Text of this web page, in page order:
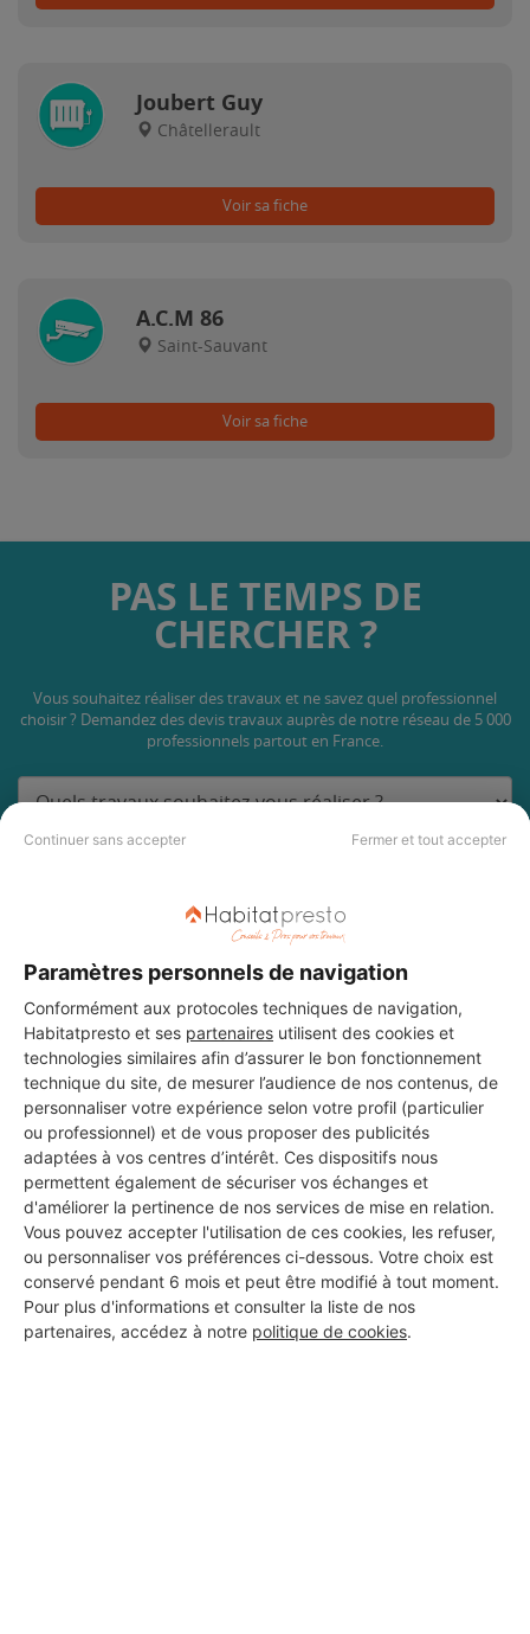
Continuer sans accepter Fermer et tout accepter
Paramètres personnels de navigation
Conformément aux protocoles techniques de navigation,
Habitatpresto et ses partenaires utilisent des cookies et
technologies similaires afin d’assurer le bon fonctionnement
technique du site, de mesurer l’audience de nos contenus, de
personnaliser votre expérience selon votre profil (particulier
ou professionnel) et de vous proposer des publicités
adaptées à vos centres d’intérêt. Ces dispositifs nous
permettent également de sécuriser vos échanges et
d'améliorer la pertinence de nos services de mise en relation.
Vous pouvez accepter l'utilisation de ces cookies, les refuser,
ou personnaliser vos préférences ci-dessous. Votre choix est
conservé pendant 6 mois et peut être modifié à tout moment.
Pour plus d'informations et consulter la liste de nos
partenaires, accédez à notre politique de cookies.
Joubert Guy
Châtellerault
Voir sa fiche
A.C.M 86
Saint-Sauvant
Voir sa fiche
PAS LE TEMPS DE
CHERCHER ?
Vous souhaitez réaliser des travaux et ne savez quel professionnel
choisir ? Demandez des devis travaux auprès de notre réseau de 5 000
professionnels partout en France.
DEMANDER UN DEVIS